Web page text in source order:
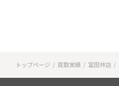
トップページ 買取実績 富田林店